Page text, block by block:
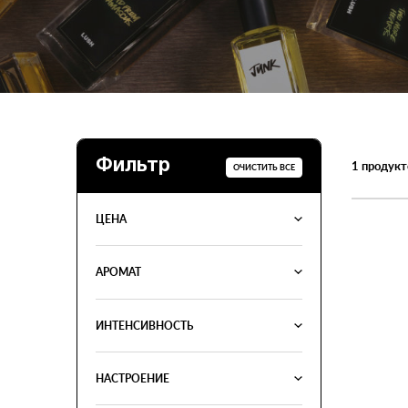
Фильтр
ЦЕНА
АРОМАТ
ИНТЕНСИВНОСТЬ
НАСТРОЕНИЕ
ОЧИСТИТЬ ВСЕ 1